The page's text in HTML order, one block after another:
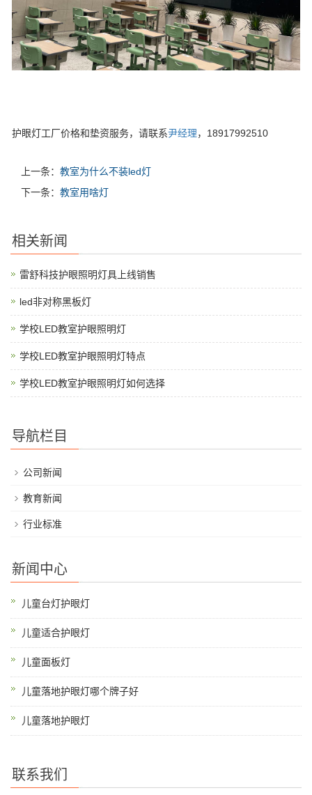
护眼灯工厂价格和垫资服务，请联系尹经理，18917992510
上一条： 教室为什么不装led灯
下一条： 教室用啥灯
相关新闻
雷舒科技护眼照明灯具上线销售
led非对称黑板灯
学校LED教室护眼照明灯
学校LED教室护眼照明灯特点
学校LED教室护眼照明灯如何选择
导航栏目
公司新闻
教育新闻
行业标准
新闻中心
儿童台灯护眼灯
儿童适合护眼灯
儿童面板灯
儿童落地护眼灯哪个牌子好
儿童落地护眼灯
联系我们